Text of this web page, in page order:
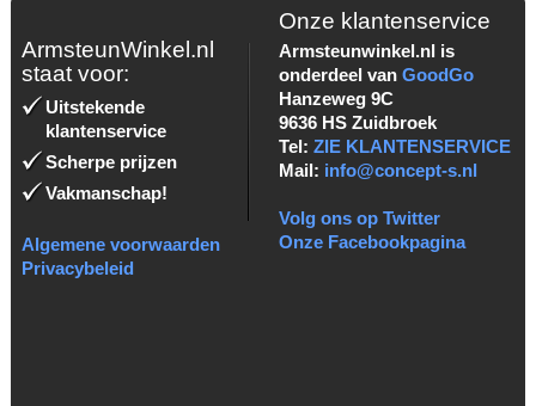
ArmsteunWinkel.nl
staat voor:
Uitstekende
klantenservice
Scherpe prijzen
Vakmanschap!
Algemene voorwaarden
Privacybeleid
Onze klantenservice
Armsteunwinkel.nl is
onderdeel van GoodGo
Hanzeweg 9C
9636 HS Zuidbroek
Tel: ZIE KLANTENSERVICE
Mail: info@concept-s.nl
Volg ons op Twitter
Onze Facebookpagina